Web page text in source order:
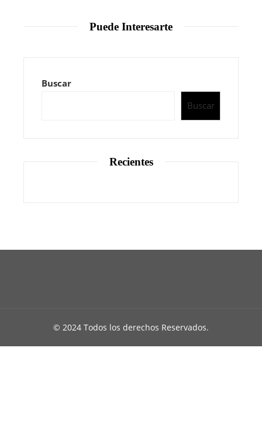
Puede Interesarte
Buscar
Buscar
Recientes
© 2024 Todos los derechos Reservados.